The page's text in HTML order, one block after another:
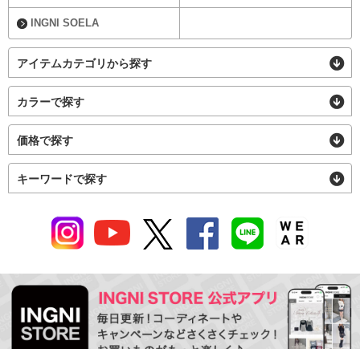
INGNI SOELA
アイテムカテゴリから探す
カラーで探す
価格で探す
キーワードで探す